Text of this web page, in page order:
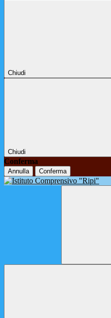
Chiudi
Chiudi
Conferma
Annulla Conferma